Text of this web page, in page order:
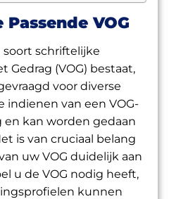
VOG
soort schriftelijke
Gedrag (VOG) bestaat,
voor diverse
indienen van een VOG-
en kan worden gedaan
is van cruciaal belang
uw VOG duidelijk aan
u de VOG nodig heeft,
kunnen